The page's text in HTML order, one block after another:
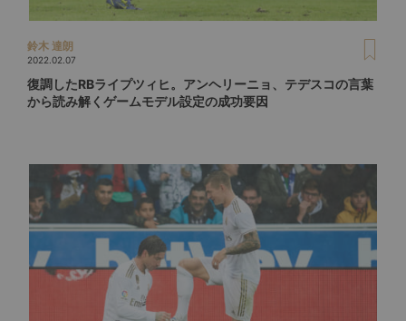
鈴木 達朗
2022.02.07
復調したRBライプツィヒ。アンヘリーニョ、テデスコの言葉
から読み解くゲームモデル設定の成功要因